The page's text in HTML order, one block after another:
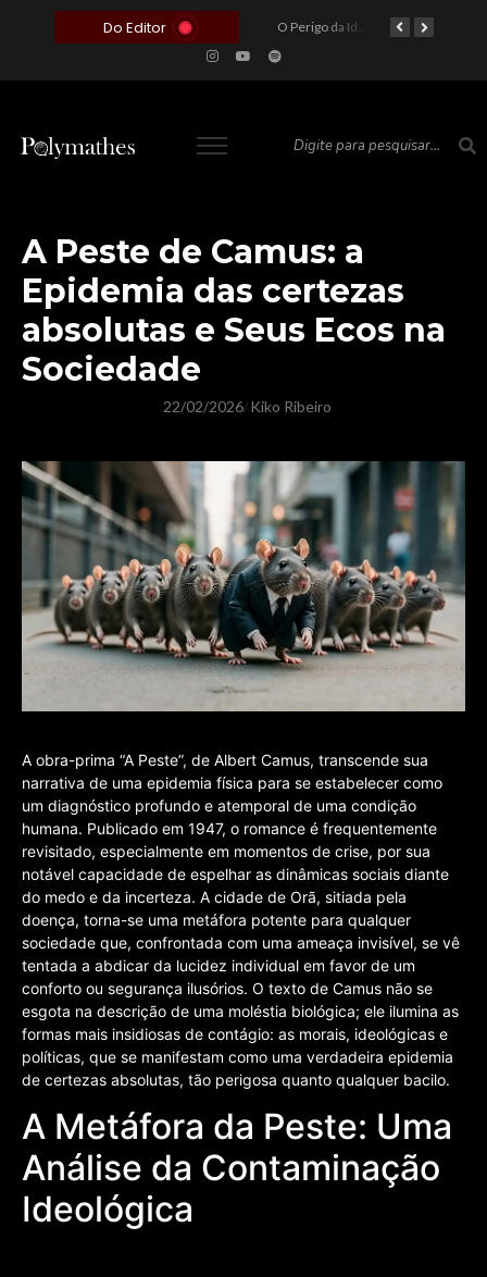
Do Editor
O Voto como Moeda: Clientelismo e o Analfabetismo Funcional Político no Brasil O Perigo da Ideologia Desenfreada na Justiça: Quando a Pauta Política Substitui a Pena Criminal
A Peste de Camus: a
Epidemia das certezas
absolutas e Seus Ecos na
Sociedade
22/02/2026/ Kiko Ribeiro
A obra-prima “A Peste”, de Albert Camus, transcende sua
narrativa de uma epidemia física para se estabelecer como
um diagnóstico profundo e atemporal de uma condição
humana. Publicado em 1947, o romance é frequentemente
revisitado, especialmente em momentos de crise, por sua
notável capacidade de espelhar as dinâmicas sociais diante
do medo e da incerteza. A cidade de Orã, sitiada pela
doença, torna-se uma metáfora potente para qualquer
sociedade que, confrontada com uma ameaça invisível, se vê
tentada a abdicar da lucidez individual em favor de um
conforto ou segurança ilusórios. O texto de Camus não se
esgota na descrição de uma moléstia biológica; ele ilumina as
formas mais insidiosas de contágio: as morais, ideológicas e
políticas, que se manifestam como uma verdadeira epidemia
de certezas absolutas, tão perigosa quanto qualquer bacilo.
A Metáfora da Peste: Uma
Análise da Contaminação
Ideológica